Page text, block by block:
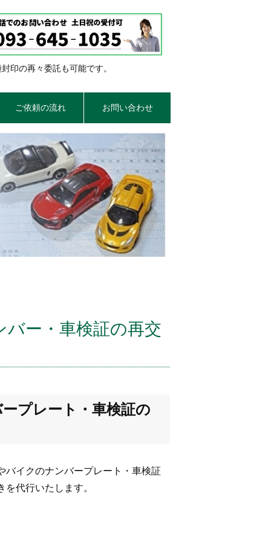
印の再々委託も可能です。
ご依頼の流れ お問い合わせ
バー・車検証の再交
プレート・車検証の
イクのナンバープレート・車検証
代行いたします。